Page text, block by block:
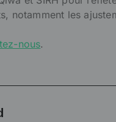
notamment les
nous.